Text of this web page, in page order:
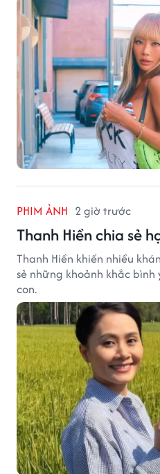
PHIM ẢNH 2 giờ trước
Thanh Hiền chia sẻ
Thanh Hiền khiến nhiều
sẻ những khoảnh khắc
con.